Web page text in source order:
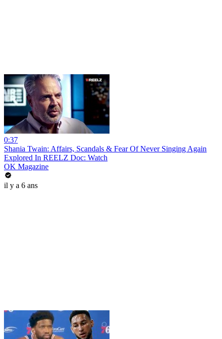
0:37
Shania Twain: Affairs, Scandals & Fear Of Never Singing Again
Explored In REELZ Doc: Watch
OK Magazine
il y a 6 ans